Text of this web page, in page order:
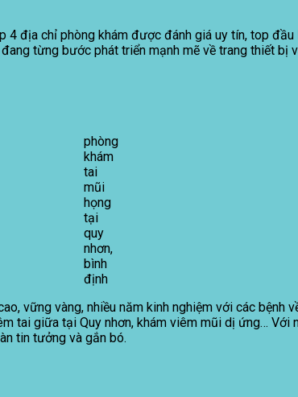
địa chỉ phòng khám được đánh giá uy tín, top
từng bước phát triển mạnh mẽ về trang thiết bị
phòng
khám
tai
mũi
họng
tại
quy
nhơn,
bình
định
vững vàng, nhiều năm kinh nghiệm với các bệnh
tai giữa tại Quy nhơn, khám viêm mũi dị ứng…
tin tưởng và gắn bó.